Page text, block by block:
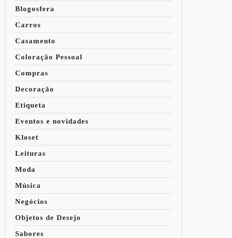
Blogosfera
Carros
Casamento
Coloração Pessoal
Compras
Decoração
Etiqueta
Eventos e novidades
Kloset
Leituras
Moda
Música
Negócios
Objetos de Desejo
Sabores